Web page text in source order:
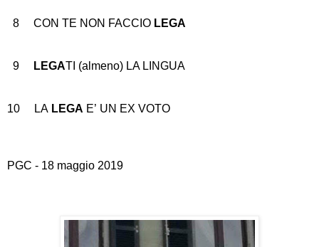
8 CON TE NON FACCIO LEGA
9 LEGATI (almeno) LA LINGUA
10 LA LEGA E’ UN EX VOTO
PGC - 18 maggio 2019